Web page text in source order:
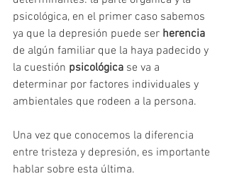
psicológica, en el primer caso sabemos
ya que la depresión puede ser herencia
de algún familiar que la haya padecido y
la cuestión psicológica se va a
determinar por factores individuales y
ambientales que rodeen a la persona.
Una vez que conocemos la diferencia
entre tristeza y depresión, es importante
hablar sobre esta última.